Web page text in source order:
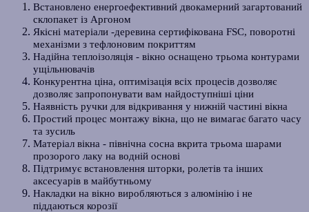
Встановлено енергоефективний двокамерний загартований
склопакет із Аргоном
Якісні матеріали -деревина сертифікована FSC, поворотні
механізми з тефлоновим покриттям
Надійна теплоізоляція - вікно оснащено трьома контурами
ущільнювачів
Конкурентна ціна, оптимізація всіх процесів дозволяє
дозволяє запропонувати вам найдоступніші ціни
Наявність ручки для відкривання у нижній частині вікна
Простий процес монтажу вікна, що не вимагає багато часу
та зусиль
Матеріал вікна - північна сосна вкрита трьома шарами
прозорого лаку на водній основі
Підтримує встановлення шторки, ролетів та інших
аксесуарів в майбутньому
Накладки на вікно виробляються з алюмінію і не
піддаються корозії